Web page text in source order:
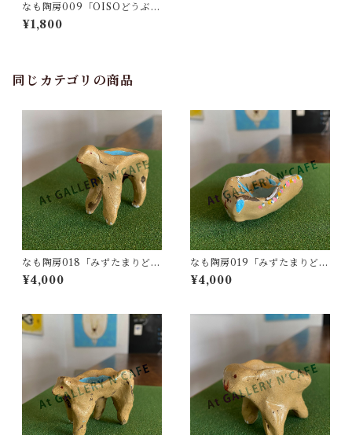
なも陶房009「OISOどうぶ
つ」
¥1,800
同じカテゴリの商品
なも陶房018「みずたまりどう
ぶつ01」
¥4,000
なも陶房019「みずたまりどう
ぶつ02」
¥4,000